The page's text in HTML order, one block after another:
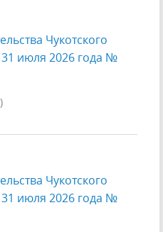
Чукотского
июля 2026 года №
Чукотского
июля 2026 года №